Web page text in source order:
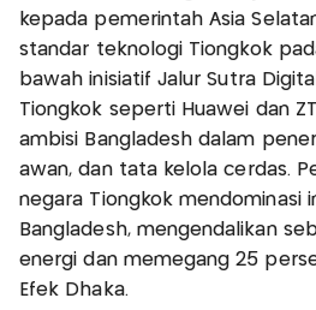
kepada pemerintah Asia
standar teknologi Tiongkok
bawah inisiatif Jalur Sutra
Tiongkok seperti Huawei dan
ambisi Bangladesh dalam
awan, dan tata kelola cerdas.
negara Tiongkok mendominasi
Bangladesh, mengendalikan
energi dan memegang 25
Efek Dhaka.